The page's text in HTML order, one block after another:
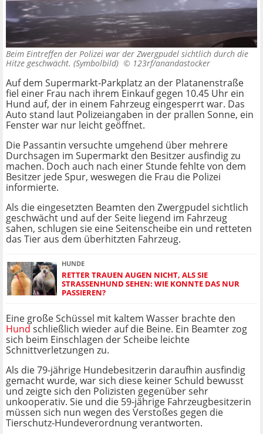
Beim Eintreffen der Polizei war der Zwergpudel sichtlich durch die
Hitze geschwächt. (Symbolbild) © 123rf/anandastocker
Auf dem Supermarkt-Parkplatz an der Platanenstraße
fiel einer Frau nach ihrem Einkauf gegen 10.45 Uhr ein
Hund auf, der in einem Fahrzeug eingesperrt war. Das
Auto stand laut Polizeiangaben in der prallen Sonne, ein
Fenster war nur leicht geöffnet.
Die Passantin versuchte umgehend über mehrere
Durchsagen im Supermarkt den Besitzer ausfindig zu
machen. Doch auch nach einer Stunde fehlte von dem
Besitzer jede Spur, weswegen die Frau die Polizei
informierte.
Als die eingesetzten Beamten den Zwergpudel sichtlich
geschwächt und auf der Seite liegend im Fahrzeug
sahen, schlugen sie eine Seitenscheibe ein und retteten
das Tier aus dem überhitzten Fahrzeug.
HUNDE
RETTER TRAUEN AUGEN NICHT, ALS SIE
STRASSENHUND SEHEN: WIE KONNTE DAS NUR P
ASSIEREN?
Eine große Schüssel mit kaltem Wasser brachte den
Hund schließlich wieder auf die Beine. Ein Beamter zog
sich beim Einschlagen der Scheibe leichte
Schnittverletzungen zu.
Als die 79-jährige Hundebesitzerin daraufhin ausfindig
gemacht wurde, war sich diese keiner Schuld bewusst
und zeigte sich den Polizisten gegenüber sehr
unkooperativ. Sie und die 59-jährige Fahrzeugbesitzerin
müssen sich nun wegen des Verstoßes gegen die
Tierschutz-Hundeverordnung verantworten.